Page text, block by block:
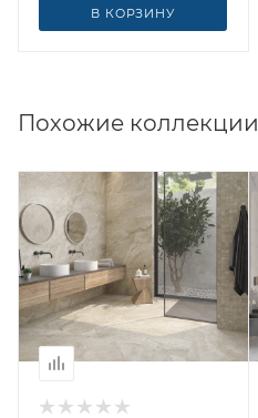
В КОРЗИНУ
Похожие коллекции